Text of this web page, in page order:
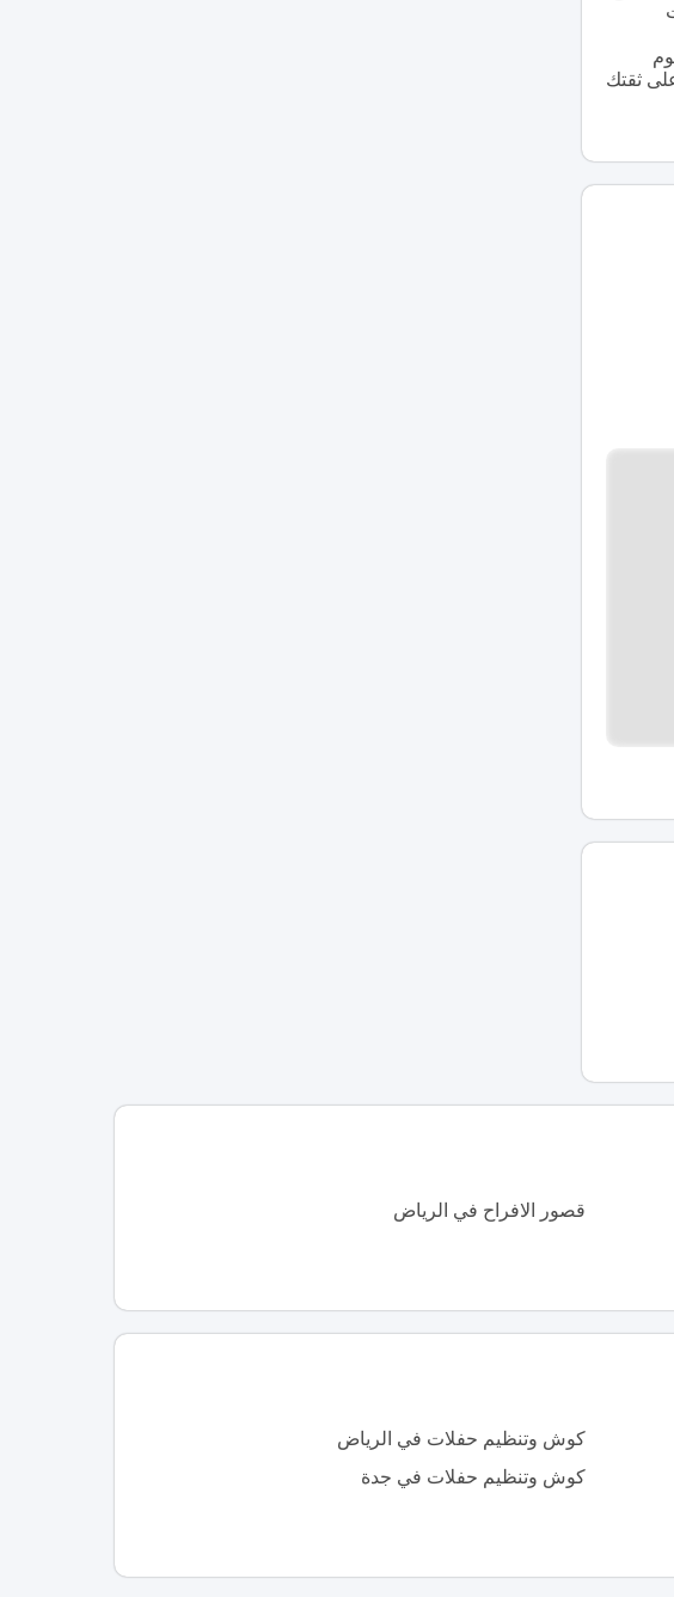
ثقتك
قصور الافراح في الرياض
كوش وتنظيم حفلات في الرياض
كوش وتنظيم حفلات في جدة